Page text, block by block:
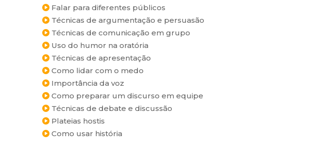
Falar para diferentes públicos
Técnicas de argumentação e persuasão
Técnicas de comunicação em grupo
Uso do humor na oratória
Técnicas de apresentação
Como lidar com o medo
Importância da voz
Como preparar um discurso em equipe
Técnicas de debate e discussão
Plateias hostis
Como usar história